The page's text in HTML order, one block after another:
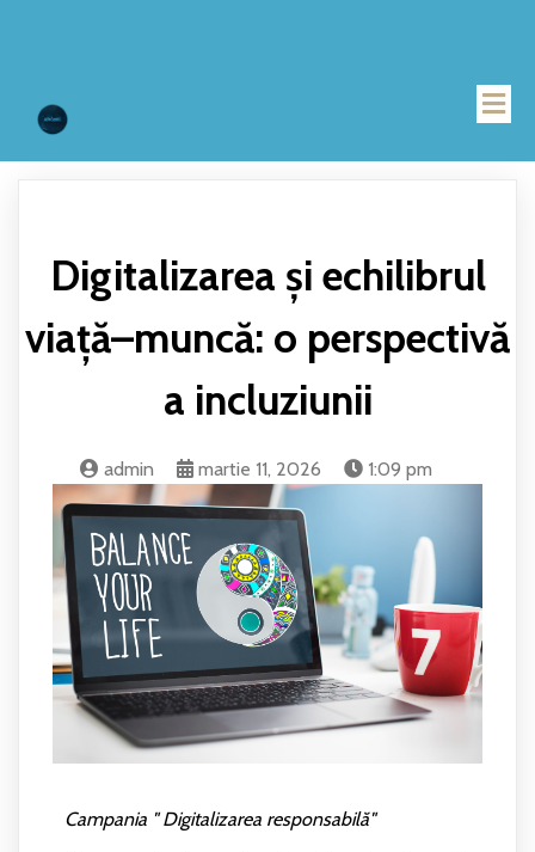
Digitalizarea și echilibrul
viață–muncă: o perspectivă
a incluziunii
admin martie 11, 2026 1:09 pm
Campania " Digitalizarea responsabilă"